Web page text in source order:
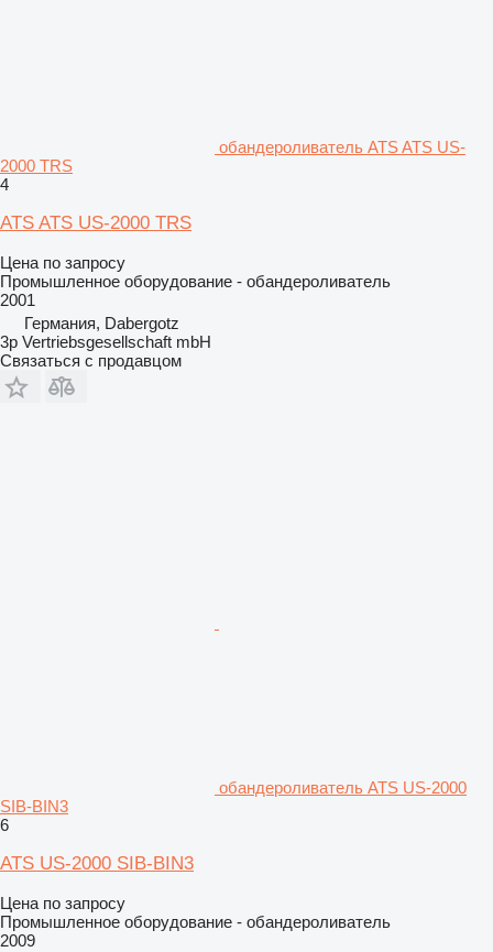
обандероливатель ATS ATS US-
2000 TRS
4
ATS ATS US-2000 TRS
Цена по запросу
Промышленное оборудование - обандероливатель
2001
Германия, Dabergotz
3p Vertriebsgesellschaft mbH
Связаться с продавцом
обандероливатель ATS US-2000
SIB-BIN3
6
ATS US-2000 SIB-BIN3
Цена по запросу
Промышленное оборудование - обандероливатель
2009